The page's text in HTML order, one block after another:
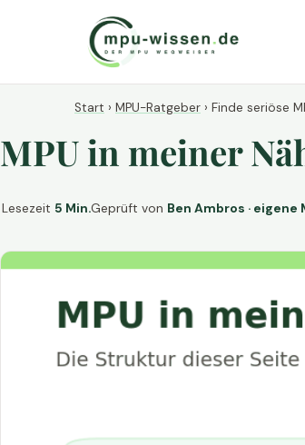
Start › MPU-Ratgeber › Finde seriöse
MPU in meiner
Lesezeit 5 Min.Geprüft von Ben Ambros · eigene